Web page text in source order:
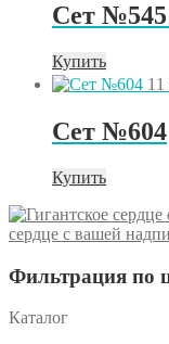
Сет
Купить
11
Сет №604
Купить
сердце с вашей
Фильтрация по
Каталог